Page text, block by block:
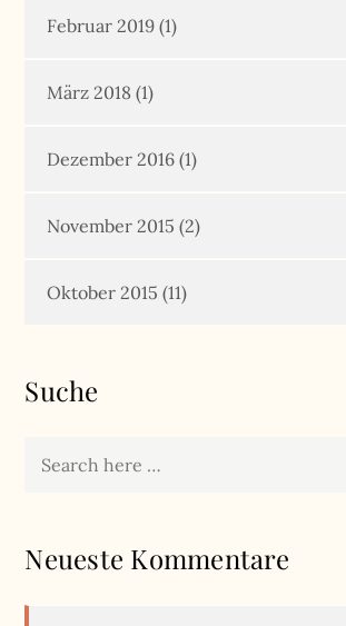
Februar 2019 (1)
März 2018 (1)
Dezember 2016 (1)
November 2015 (2)
Oktober 2015 (11)
Suche
Neueste Kommentare